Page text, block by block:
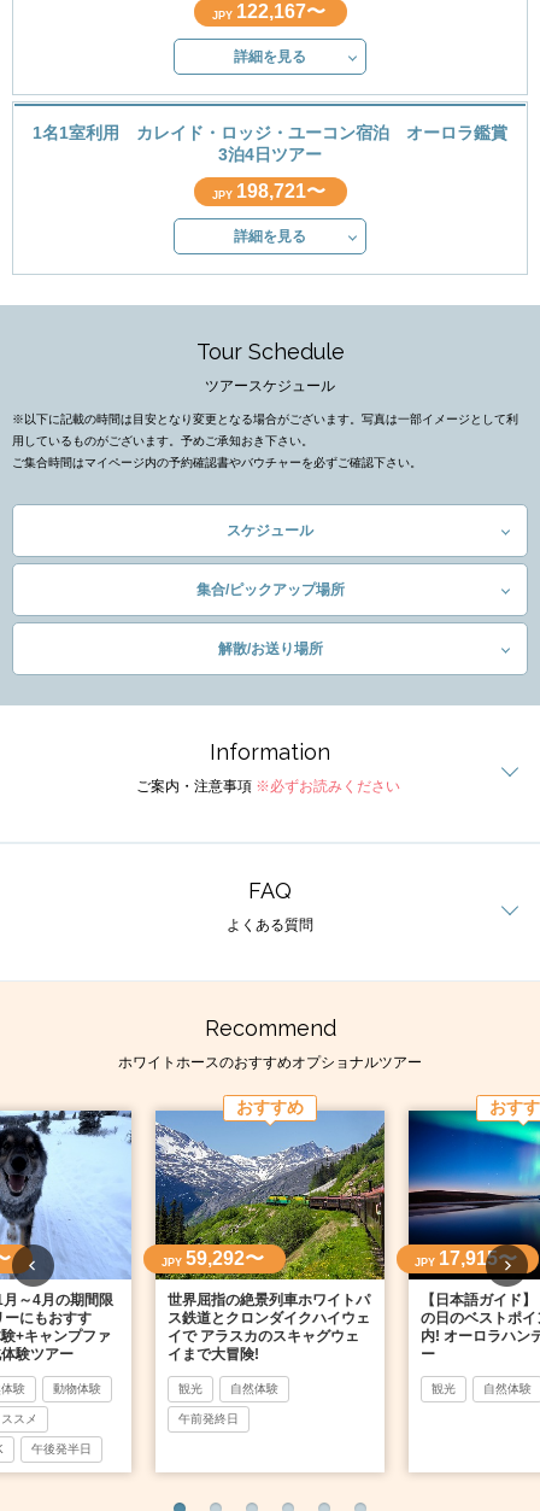
JPY 122,167〜
詳細を見る
1名1室利用 カレイド・ロッジ・ユーコン宿泊 オーロラ鑑賞
3泊4日ツアー
JPY 198,721〜
詳細を見る
Tour Schedule
ツアースケジュール
※以下に記載の時間は目安となり変更となる場合がございます。写真は一部イメージとして利
用しているものがございます。予めご承知おき下さい。
ご集合時間はマイページ内の予約確認書やバウチャーを必ずご確認下さい。
スケジュール
集合/ピックアップ場所
解散/お送り場所
Information
ご案内・注意事項 ※必ずお読みください
FAQ
よくある質問
Recommend
ホワイトホースのおすすめオプショナルツアー
～4月の期間限
にもおすす
+キャンプファ
験ツアー
験 動物体験
スメ
午後発半日
おすすめ
JPY 59,292〜
世界屈指の絶景列車ホワイトパ
ス鉄道とクロンダイクハイウェ
イで アラスカのスキャグウェ
イまで大冒険!
観光 自然体験
午前発終日
おす
JPY 17,915〜
【日本語ガイド
の日のベストポ
内! オーロラハン
ー
観光 自然体験